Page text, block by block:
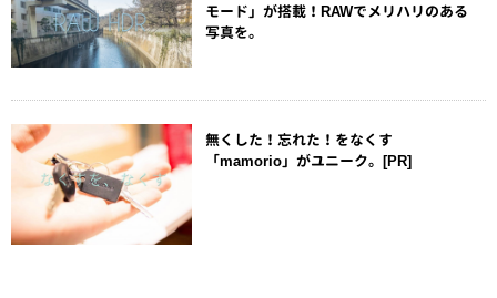
モード」が搭載！RAWでメリハリのある
写真を。
無くした！忘れた！をなくす
「mamorio」がユニーク。[PR]